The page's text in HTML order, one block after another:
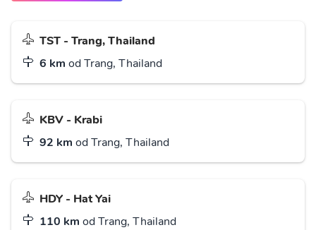
TST - Trang, Thailand
6 km od Trang, Thailand
KBV - Krabi
92 km od Trang, Thailand
HDY - Hat Yai
110 km od Trang, Thailand